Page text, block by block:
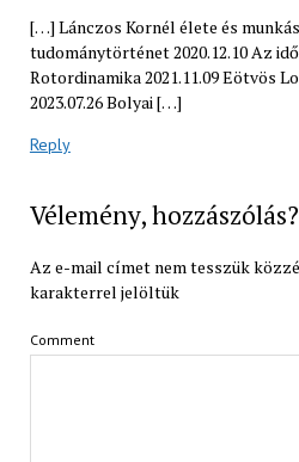
[…] Lánczos Kornél élete és
tudománytörténet 2020.12.10 Az
Rotordinamika 2021.11.09 Eötvös
2023.07.26 Bolyai […]
Reply
Vélemény, hozzászólás?
Az e-mail címet nem tesszük
karakterrel jelöltük
Comment